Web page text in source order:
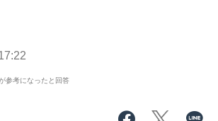
参考になったと回答